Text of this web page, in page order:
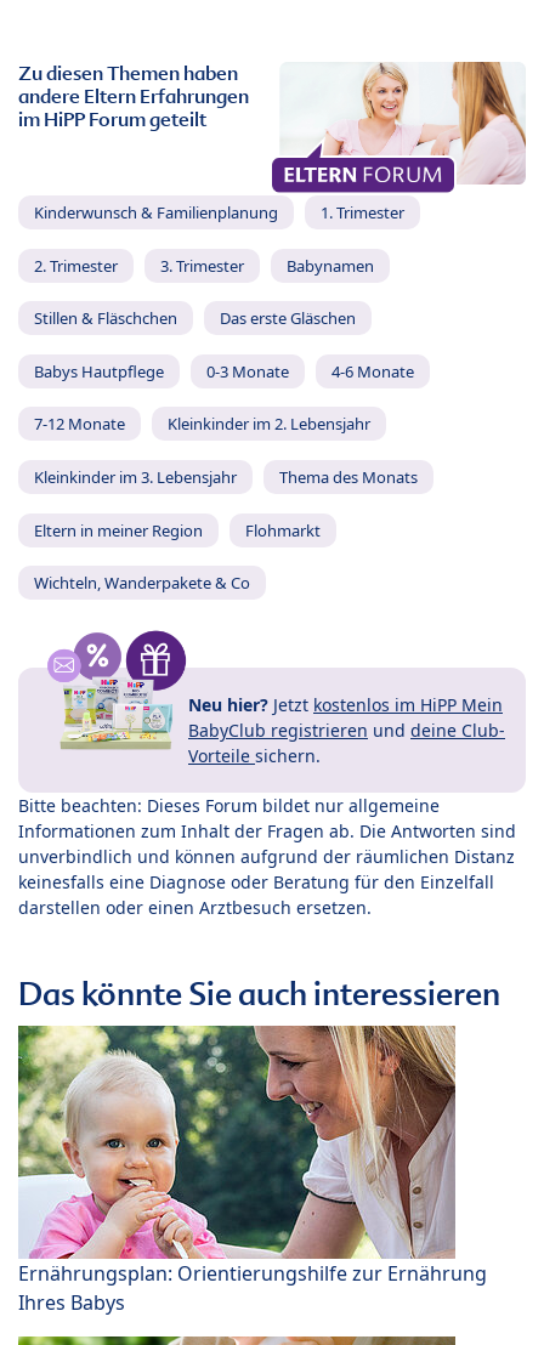
Zu diesen Themen haben
andere Eltern Erfahrungen
im HiPP Forum geteilt
Kinderwunsch & Familienplanung 1. Trimester
2. Trimester 3. Trimester Babynamen
Stillen & Fläschchen Das erste Gläschen
Babys Hautpflege 0-3 Monate 4-6 Monate
7-12 Monate Kleinkinder im 2. Lebensjahr
Kleinkinder im 3. Lebensjahr Thema des Monats
Eltern in meiner Region Flohmarkt
Wichteln, Wanderpakete & Co
Neu hier? Jetzt kostenlos im HiPP Mein
BabyClub registrieren und deine Club-
Vorteile sichern.
Bitte beachten: Dieses Forum bildet nur allgemeine
Informationen zum Inhalt der Fragen ab. Die Antworten sind
unverbindlich und können aufgrund der räumlichen Distanz
keinesfalls eine Diagnose oder Beratung für den Einzelfall
darstellen oder einen Arztbesuch ersetzen.
Das könnte Sie auch interessieren
Ernährungsplan: Orientierungshilfe zur Ernährung
Ihres Babys